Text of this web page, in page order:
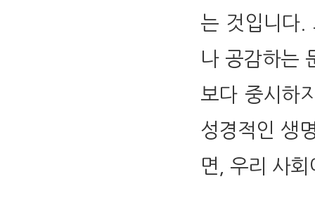
는 것입니다.
나 공감하는
보다 중시하
성경적인 생
면, 우리 사